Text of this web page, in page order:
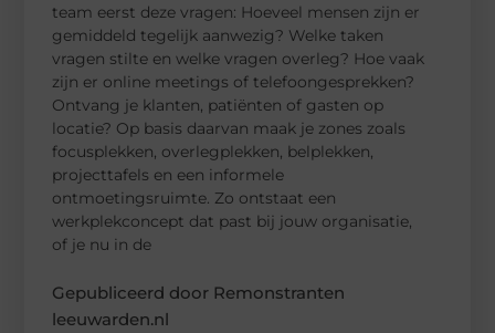
team eerst deze vragen: Hoeveel mensen zijn er
gemiddeld tegelijk aanwezig? Welke taken
vragen stilte en welke vragen overleg? Hoe vaak
zijn er online meetings of telefoongesprekken?
Ontvang je klanten, patiënten of gasten op
locatie? Op basis daarvan maak je zones zoals
focusplekken, overlegplekken, belplekken,
projecttafels en een informele
ontmoetingsruimte. Zo ontstaat een
werkplekconcept dat past bij jouw organisatie,
of je nu in de
Gepubliceerd door Remonstranten
leeuwarden.nl